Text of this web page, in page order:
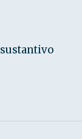
sustantivo